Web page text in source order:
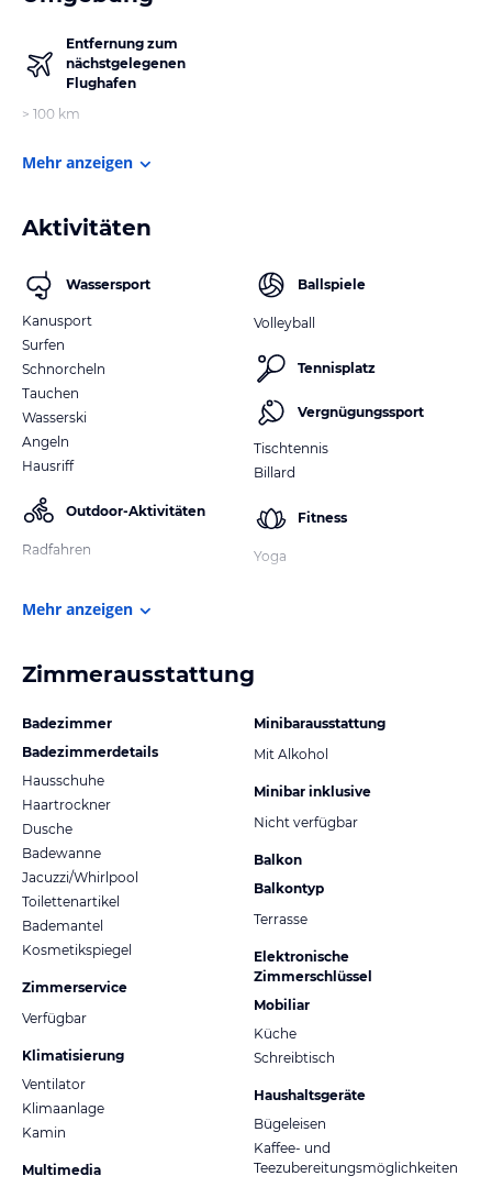
Entfernung zum
nächstgelegenen
Flughafen
> 100 km
Mehr anzeigen
Aktivitäten
Wassersport
Kanusport
Surfen
Schnorcheln
Tauchen
Wasserski
Angeln
Hausriff
Outdoor-Aktivitäten
Radfahren
Ballspiele
Volleyball
Tennisplatz
Vergnügungssport
Tischtennis
Billard
Fitness
Yoga
Mehr anzeigen
Zimmerausstattung
Badezimmer
Badezimmerdetails
Hausschuhe
Haartrockner
Dusche
Badewanne
Jacuzzi/Whirlpool
Toilettenartikel
Bademantel
Kosmetikspiegel
Zimmerservice
Verfügbar
Klimatisierung
Ventilator
Klimaanlage
Kamin
Multimedia
Minibarausstattung
Mit Alkohol
Minibar inklusive
Nicht verfügbar
Balkon
Balkontyp
Terrasse
Elektronische
Zimmerschlüssel
Mobiliar
Küche
Schreibtisch
Haushaltsgeräte
Bügeleisen
Kaffee- und
Teezubereitungsmöglichkeiten